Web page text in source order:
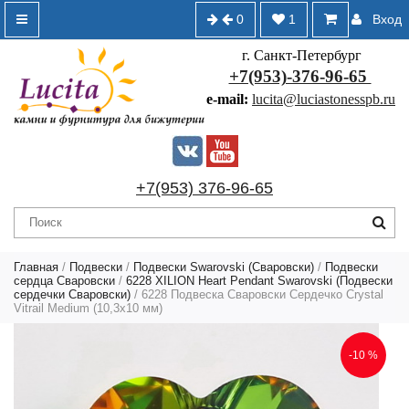
Вход
1
0
г. Санкт-Петербург
+7(953)-376-96-65
e-mail: lucita@luciastonesspb.ru
+7(953) 376-96-65
Главная / Подвески / Подвески Swarovski (Сваровски) / Подвески
сердца Сваровски / 6228 XILION Heart Pendant Swarovski (Подвески
сердечки Сваровски) / 6228 Подвеска Сваровски Сердечко Crystal
Vitrail Medium (10,3х10 мм)
-10 %